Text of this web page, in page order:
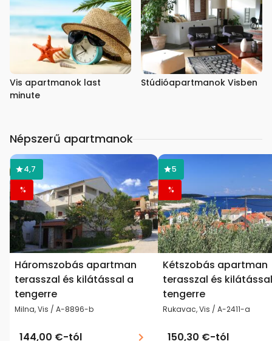
Vis apartmanok last
minute
Stúdióapartmanok Visben
Népszerű apartmanok
Háromszobás apartman
terasszal és kilátással a
tengerre
Milna, Vis / A-8896-b
144,00 €-tól
4,7
%
Kétszobás apartman
terasszal és
tengerre
Rukavac, Vis / A-2411-a
150,30 €-tól
5
%